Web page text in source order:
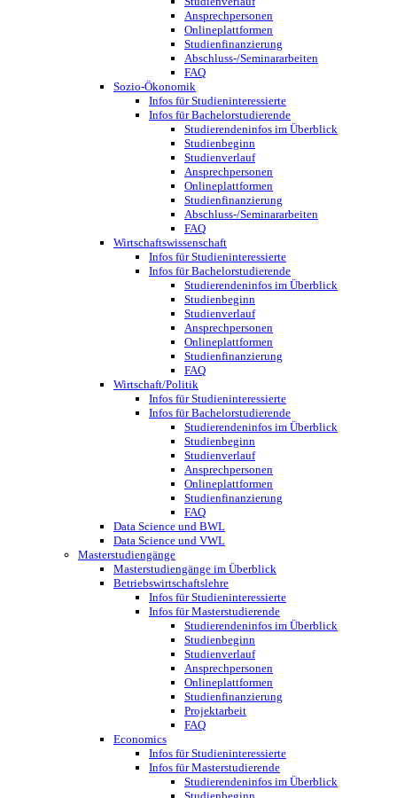
Ansprechpersonen
Onlineplattformen
Studienfinanzierung
Abschluss-/Seminararbeiten
FAQ
Sozio-Ökonomik
Infos für Studieninteressierte
Infos für Bachelorstudierende
Studierendeninfos im Überblick
Studienbeginn
Studienverlauf
Ansprechpersonen
Onlineplattformen
Studienfinanzierung
Abschluss-/Seminararbeiten
FAQ
Wirtschaftswissenschaft
Infos für Studieninteressierte
Infos für Bachelorstudierende
Studierendeninfos im Überblick
Studienbeginn
Studienverlauf
Ansprechpersonen
Onlineplattformen
Studienfinanzierung
FAQ
Wirtschaft/Politik
Infos für Studieninteressierte
Infos für Bachelorstudierende
Studierendeninfos im Überblick
Studienbeginn
Studienverlauf
Ansprechpersonen
Onlineplattformen
Studienfinanzierung
FAQ
Data Science und BWL
Data Science und VWL
Masterstudiengänge
Masterstudiengänge im Überblick
Betriebswirtschaftslehre
Infos für Studieninteressierte
Infos für Masterstudierende
Studierendeninfos im Überblick
Studienbeginn
Studienverlauf
Ansprechpersonen
Onlineplattformen
Studienfinanzierung
Projektarbeit
FAQ
Economics
Infos für Studieninteressierte
Infos für Masterstudierende
Studierendeninfos im Überblick